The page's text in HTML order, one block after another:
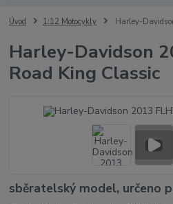
Úvod 1:12 Motocykly Harley-
Harley-Davidson
Road King Classic
sběratelský model, určeno